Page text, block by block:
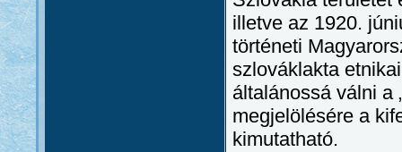
illetve az 1920.
történeti
szlováklakta
általánossá válni a
megjelölésére a
kimutatható.